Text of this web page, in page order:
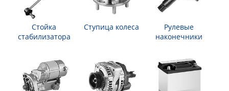
Стойка
стабилизатора
Ступица колеса
Рулевые
наконечники